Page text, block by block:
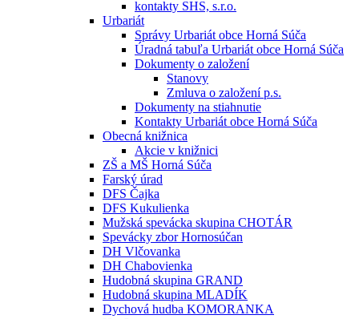
kontakty SHS, s.r.o.
Urbariát
Správy Urbariát obce Horná Súča
Úradná tabuľa Urbariát obce Horná Súča
Dokumenty o založení
Stanovy
Zmluva o založení p.s.
Dokumenty na stiahnutie
Kontakty Urbariát obce Horná Súča
Obecná knižnica
Akcie v knižnici
ZŠ a MŠ Horná Súča
Farský úrad
DFS Čajka
DFS Kukulienka
Mužská spevácka skupina CHOTÁR
Spevácky zbor Hornosúčan
DH Vlčovanka
DH Chabovienka
Hudobná skupina GRAND
Hudobná skupina MLADÍK
Dychová hudba KOMORANKA